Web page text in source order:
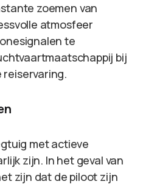
zoemen van
atmosfeer
te
bij
met actieve
zijn. In het geval van
zijn dat de piloot zijn